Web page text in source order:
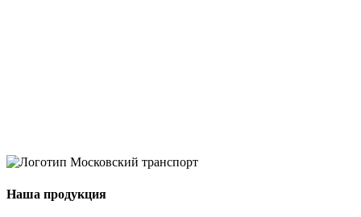
Наша продукция